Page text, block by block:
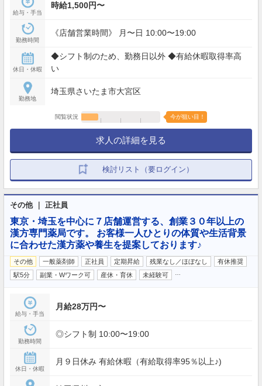
給与・手当
時給1,500円〜
勤務時間
《店舗営業時間》 月〜日 10:00〜19:00
休日・休暇
◆シフト制のため、勤務日以外 ◆有給休暇取得率高
い
勤務地
埼玉県さいたま市大宮区
閲覧状況 今が狙い目！
求人の詳細を見る
検討リスト（要ログイン）
その他 ｜ 正社員
東京・埼玉を中心に７店舗運営する、創業３０年以上の
漢方専門薬局です。 お客様一人ひとりの体質や生活背景
に合わせた漢方薬や養生を提案しております♪
その他 一般薬剤師 正社員 定期昇給 残業なし／ほぼなし
有休推奨
駅5分
副業・Wワーク可 産休・育休 未経験可
給与・手当
月給28万円〜
勤務時間
◎シフト制 10:00〜19:00
休日・休暇
月９日休み 有給休暇（有給取得率95％以上♪)